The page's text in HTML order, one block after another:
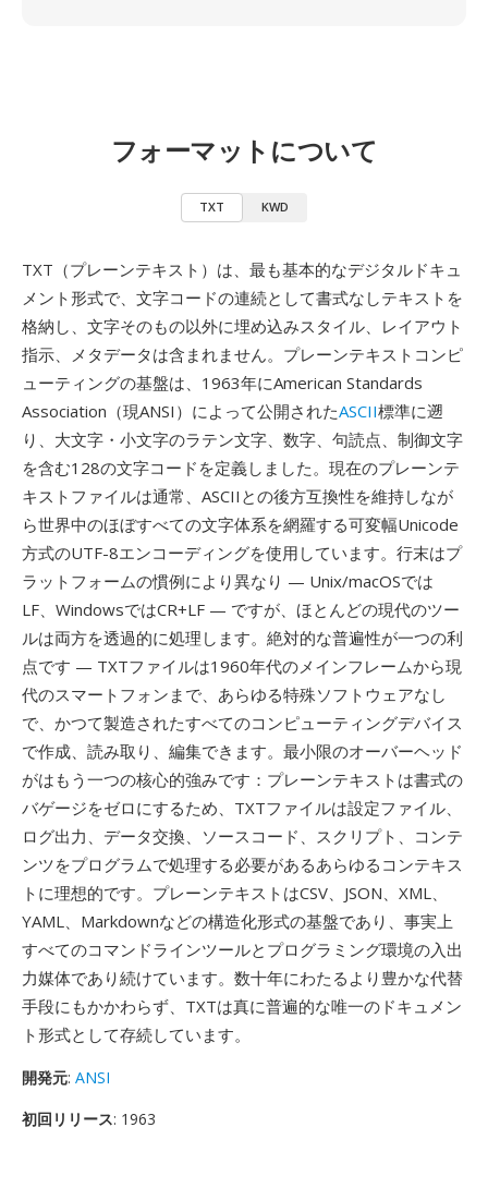
フォーマットについて
TXT KWD
TXT（プレーンテキスト）は、最も基本的なデジタルドキュ
メント形式で、文字コードの連続として書式なしテキストを
格納し、文字そのもの以外に埋め込みスタイル、レイアウト
指示、メタデータは含まれません。プレーンテキストコンピ
ューティングの基盤は、1963年にAmerican Standards
Association（現ANSI）によって公開されたASCII標準に遡
り、大文字・小文字のラテン文字、数字、句読点、制御文字
を含む128の文字コードを定義しました。現在のプレーンテ
キストファイルは通常、ASCIIとの後方互換性を維持しなが
ら世界中のほぼすべての文字体系を網羅する可変幅Unicode
方式のUTF-8エンコーディングを使用しています。行末はプ
ラットフォームの慣例により異なり — Unix/macOSでは
LF、WindowsではCR+LF — ですが、ほとんどの現代のツー
ルは両方を透過的に処理します。絶対的な普遍性が一つの利
点です — TXTファイルは1960年代のメインフレームから現
代のスマートフォンまで、あらゆる特殊ソフトウェアなし
で、かつて製造されたすべてのコンピューティングデバイス
で作成、読み取り、編集できます。最小限のオーバーヘッド
がはもう一つの核心的強みです：プレーンテキストは書式の
バゲージをゼロにするため、TXTファイルは設定ファイル、
ログ出力、データ交換、ソースコード、スクリプト、コンテ
ンツをプログラムで処理する必要があるあらゆるコンテキス
トに理想的です。プレーンテキストはCSV、JSON、XML、
YAML、Markdownなどの構造化形式の基盤であり、事実上
すべてのコマンドラインツールとプログラミング環境の入出
力媒体であり続けています。数十年にわたるより豊かな代替
手段にもかかわらず、TXTは真に普遍的な唯一のドキュメン
ト形式として存続しています。
開発元: ANSI
初回リリース: 1963